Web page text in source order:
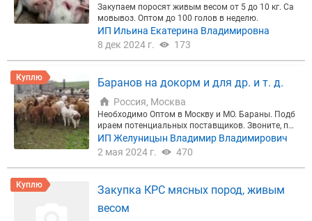
Закупаем поросят живым весом от 5 до 10 кг. Са
мовывоз. Оптом до 100 голов в неделю.
ИП Ильина Екатерина Владимировна
8 дек 2024 г.
173
Куплю Баранов на докорм и для др. и т. д.
Россия, Москва
Необходимо Оптом в Москву и МО. Бараны. Подб
ираем потенциальных поставщиков. Звоните, пи
шите. Тел./ WhatsApp/ Telegram/ Viber
ИП Желуницын Владимир Владимирович
2 мая 2024 г.
470
Куплю
Закупка КРС мясных пород, живым
весом